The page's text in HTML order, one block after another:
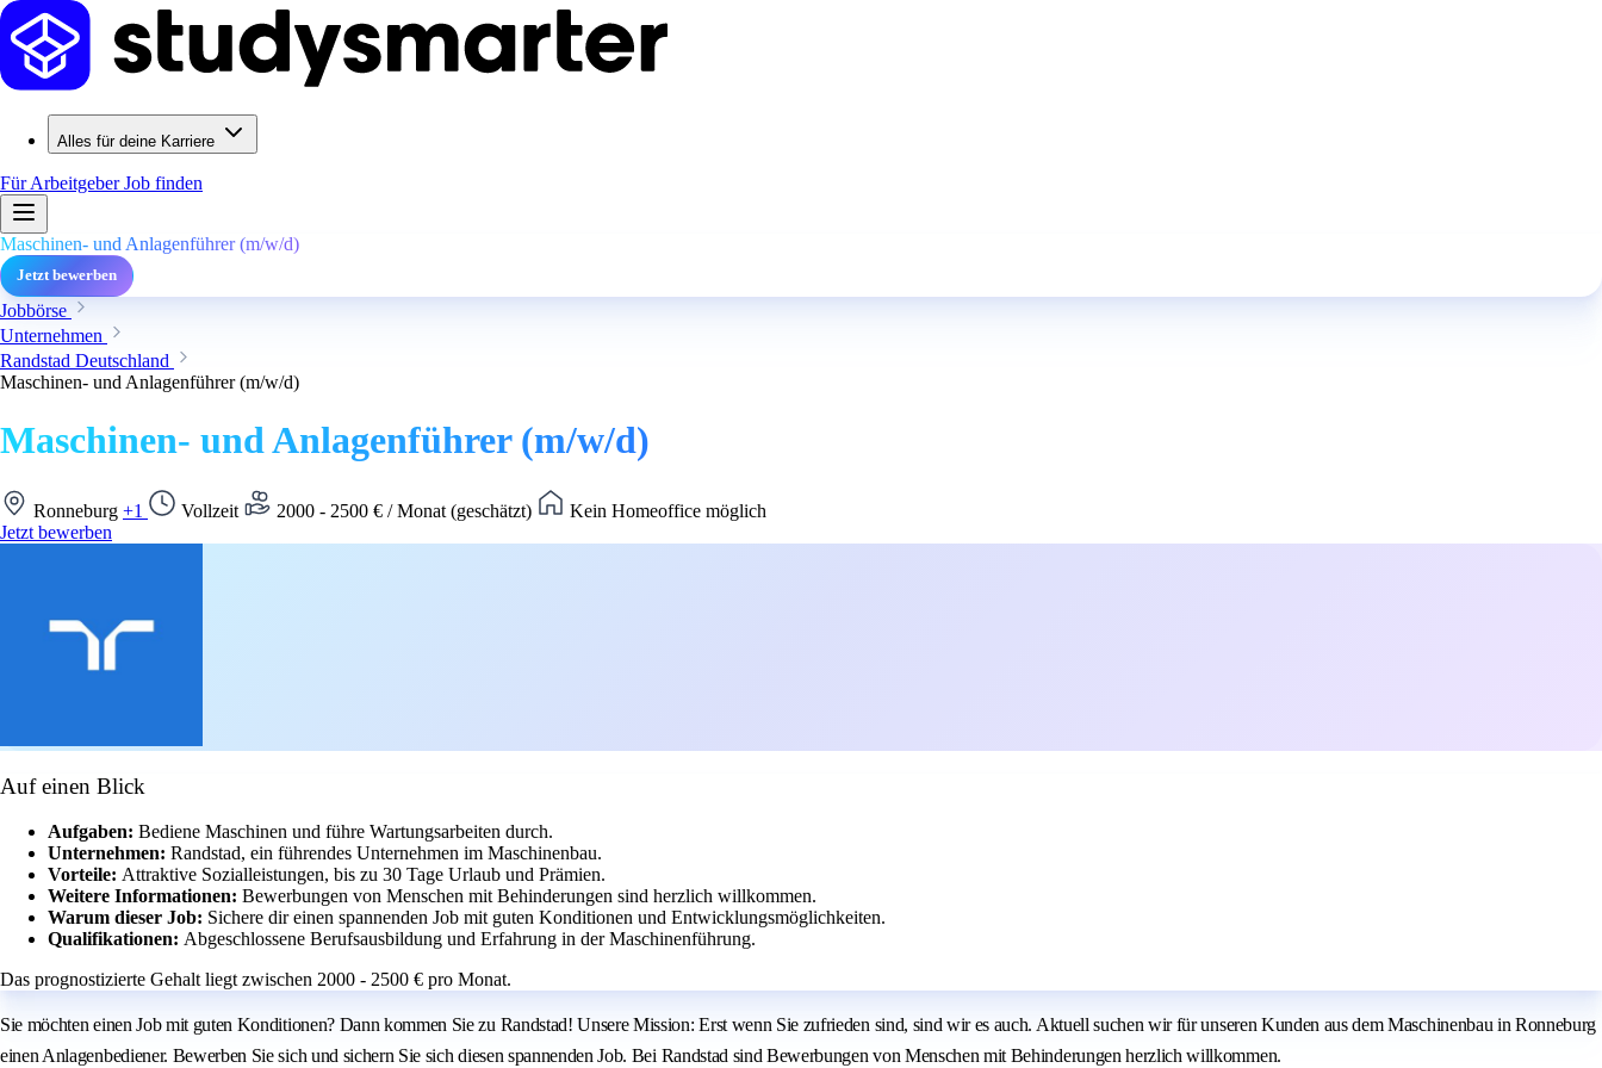
Alles für deine Karriere
Für ArbeitgeberJob finden
Maschinen- und Anlagenführer (m/w/d)
Jetzt bewerben
Jobbörse
Unternehmen
Randstad Deutschland
Maschinen- und Anlagenführer (m/w/d)
Maschinen- und Anlagenführer (m/w/d)
Ronneburg +1 Vollzeit 2000 - 2500 € / Monat (geschätzt)
Kein Homeoffice möglich
Jetzt bewerben
Auf einen Blick
Aufgaben: Bediene Maschinen und führe Wartungsarbeiten durch.
Unternehmen: Randstad, ein führendes Unternehmen im Maschinenbau.
Vorteile: Attraktive Sozialleistungen, bis zu 30 Tage Urlaub und Prämien.
Weitere Informationen: Bewerbungen von Menschen mit Behinderungen sind herzlich willkommen.
Warum dieser Job: Sichere dir einen spannenden Job mit guten Konditionen und Entwicklungsmöglichkeiten.
Qualifikationen: Abgeschlossene Berufsausbildung und Erfahrung in der Maschinenführung.
Das prognostizierte Gehalt liegt zwischen 2000 - 2500 € pro Monat.
Sie möchten einen Job mit guten Konditionen? Dann kommen Sie zu Randstad! Unsere Mission: Erst wenn Sie zufrieden sind, sind wir es auch. Aktuell suchen wir für unseren Kunden aus dem Maschinenbau in Ronneburg
einen Anlagenbediener. Bewerben Sie sich und sichern Sie sich diesen spannenden Job. Bei Randstad sind Bewerbungen von Menschen mit Behinderungen herzlich willkommen.